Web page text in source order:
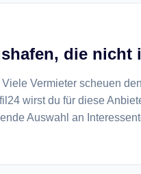
die nicht
Vermieter scheuen
wirst du für diese
Auswahl an